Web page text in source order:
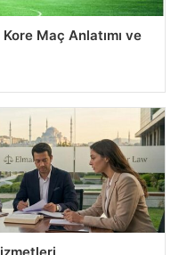
Maç Anlatımı ve